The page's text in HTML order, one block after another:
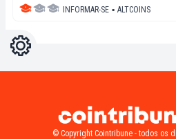
INFORMAR-SE ▪ ALTCOINS
Configurações
© Copyright Cointribune - todos os